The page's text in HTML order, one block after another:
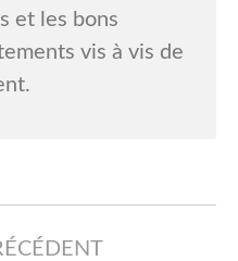
et les bons
vis à vis de